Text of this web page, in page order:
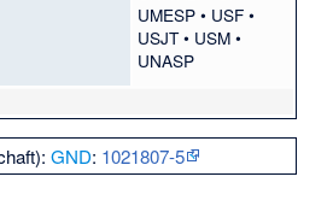
UMESP• USF•
USJT• USM•
UNASP
GND: 1021807-5